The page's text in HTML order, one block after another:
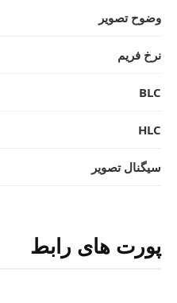
وضوح تصویر
نرخ فریم
BLC
HLC
سیگنال تصویر
پورت های رابط